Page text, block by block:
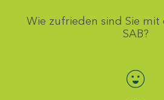
Wie zufrieden sind Sie
SAB?